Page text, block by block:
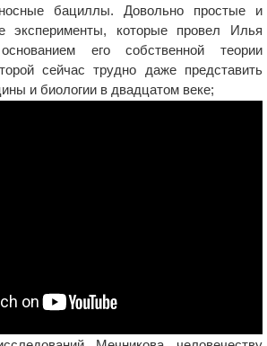
бациллы. Довольно простые и
эксперименты, которые провел Илья
его собственной теории
сейчас трудно даже представить
и биологии в двадцатом веке;